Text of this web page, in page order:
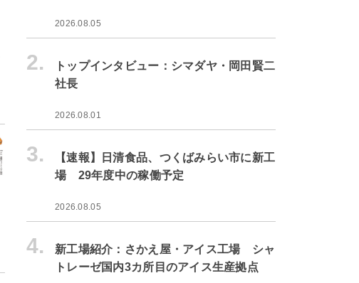
2026.08.05
2.
トップインタビュー：シマダヤ・岡田賢二
社長
2026.08.01
3.
【速報】日清食品、つくばみらい市に新工
場 29年度中の稼働予定
2026.08.05
4.
新工場紹介：さかえ屋・アイス工場 シャ
トレーゼ国内3カ所目のアイス生産拠点